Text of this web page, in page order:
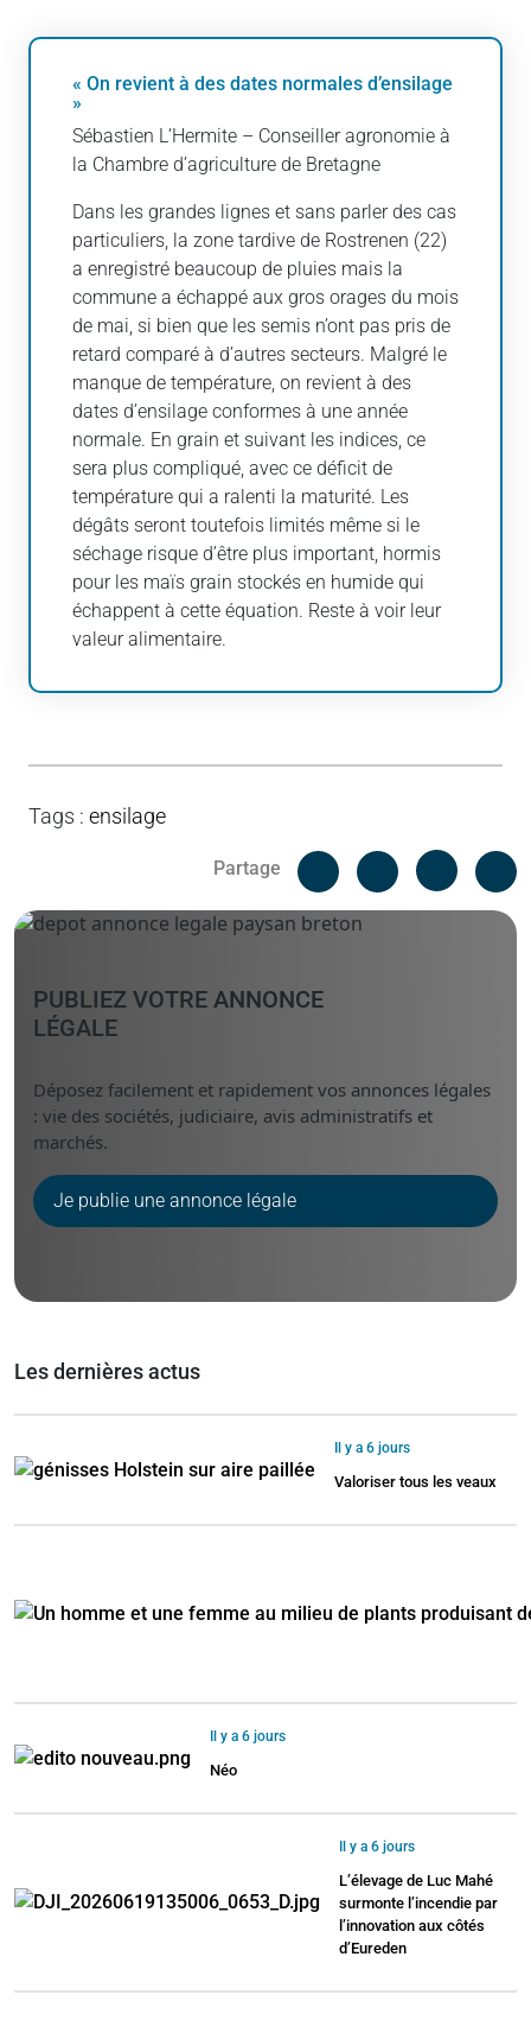
« On revient à des dates normales d’ensilage
»
Sébastien L’Hermite – Conseiller agronomie à
la Chambre d’agriculture de Bretagne
Dans les grandes lignes et sans parler des cas
particuliers, la zone tardive de Rostrenen (22)
a enregistré beaucoup de pluies mais la
commune a échappé aux gros orages du mois
de mai, si bien que les semis n’ont pas pris de
retard comparé à d’autres secteurs. Malgré le
manque de température, on revient à des
dates d’ensilage conformes à une année
normale. En grain et suivant les indices, ce
sera plus compliqué, avec ce déficit de
température qui a ralenti la maturité. Les
dégâts seront toutefois limités même si le
séchage risque d’être plus important, hormis
pour les maïs grain stockés en humide qui
échappent à cette équation. Reste à voir leur
valeur alimentaire.
Tags : ensilage
Partage
Facebook
Linked
PUBLIEZ VOTRE ANNONCE
LÉGALE
Déposez facilement et rapidement vos annonces légales
: vie des sociétés, judiciaire, avis administratifs et
marchés.
Je publie une annonce légale
Les dernières actus
Il y a 6 jours
Valoriser tous les veaux
Il y a 6 jours
Néo
Il y a 6 jours
L’élevage de Luc Mahé
surmonte l’incendie par
l’innovation aux côtés
d’Eureden